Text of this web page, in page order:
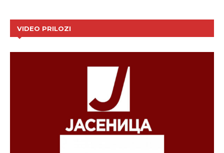
VIDEO PRILOZI